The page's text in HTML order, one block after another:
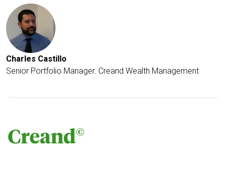
Charles Castillo
Senior Portfolio Manager. Creand Wealth Management